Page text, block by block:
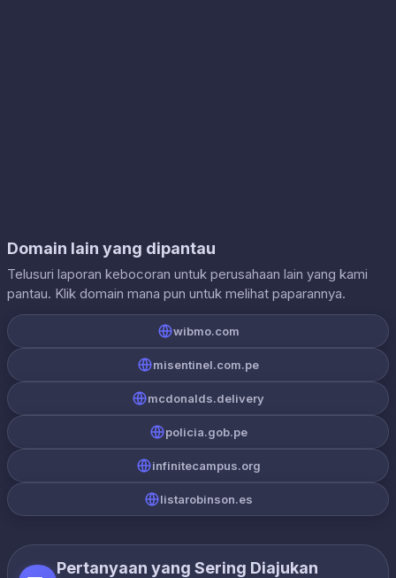
Domain lain yang dipantau
Telusuri laporan kebocoran untuk perusahaan lain yang kami
pantau. Klik domain mana pun untuk melihat paparannya.
wibmo.com
misentinel.com.pe
mcdonalds.delivery
policia.gob.pe
infinitecampus.org
listarobinson.es
Pertanyaan yang Sering Diajukan